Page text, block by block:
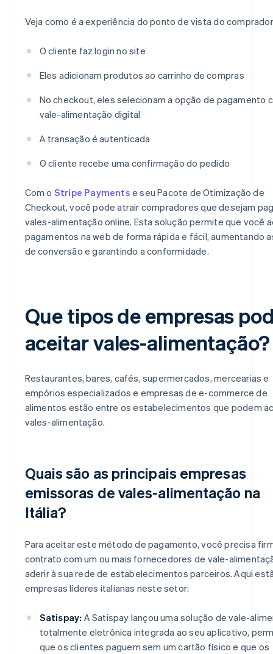
Veja como é a experiência do ponto de vista do
O cliente faz login no site
Eles adicionam produtos ao carrinho de compras
No checkout, eles selecionam a opção de pagamento
vale-alimentação digital
A transação é autenticada
O cliente recebe uma confirmação do pedido
Com o Stripe Payments e seu Pacote de Otimização de
Checkout, você pode atrair compradores que desejam
vales-alimentação online. Esta solução permite que você
pagamentos na web de forma rápida e fácil, aumentando
de conversão e garantindo a conformidade.
Que tipos de empresas
aceitar vales-alimentação?
Restaurantes, bares, cafés, supermercados, mercearias e
empórios especializados e empresas de e-commerce de
alimentos estão entre os estabelecimentos que podem
vales-alimentação.
Quais são as principais empresas
emissoras de vales-alimentação na
Itália?
Para aceitar este método de pagamento, você precisa
contrato com um ou mais fornecedores de vale-
aderir à sua rede de estabelecimentos parceiros. Aqui
empresas líderes italianas neste setor:
Satispay: A Satispay lançou uma solução de vale-
totalmente eletrônica integrada ao seu aplicativo,
que os clientes paguem sem um cartão físico e que os